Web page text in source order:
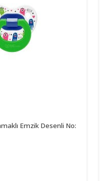
Emzik Desenli No: